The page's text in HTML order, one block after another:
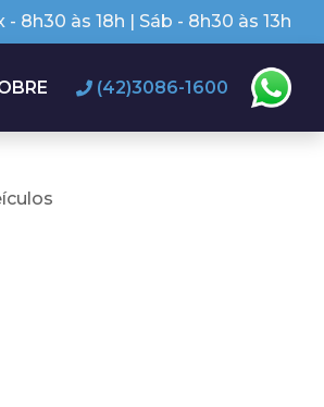
- 8h30 às 18h | Sáb - 8h30 às 13h
(42)3086-1600